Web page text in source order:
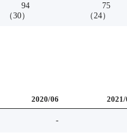
94
（30）
75
（ 24）
2020/06 2021/
-